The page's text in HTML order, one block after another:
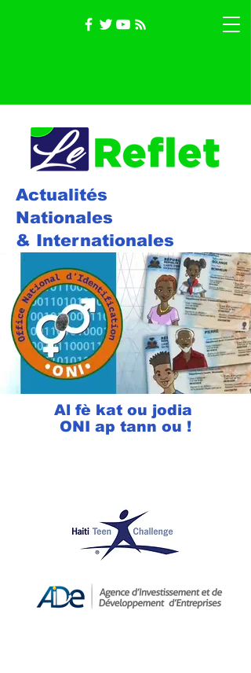
Actualités
Nationales
& Internationales
Al fè kat ou jodia
ONI ap tann ou !